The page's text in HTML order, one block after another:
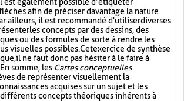
afin de préciser davantage la nature
ailleurs, il est recommandé d'utiliser diverses
les concepts par des dessins, des
ou des formules de sorte à rendre les
visuelles possibles. Cet exercice de synthèse
il ne faut donc pas hésiter à le faire à
somme, les Cartes conceptuelles
de représenter visuellement la
acquises sur un sujet et les
concepts théoriques inhérents à